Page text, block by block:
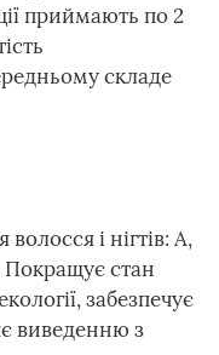
приймають по 2
складе
і нігтів: А,
Покращує стан
забезпечує
виведенню з